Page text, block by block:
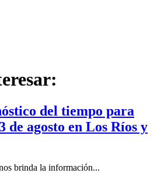
del tiempo para
de agosto en Los Ríos y
brinda la información...